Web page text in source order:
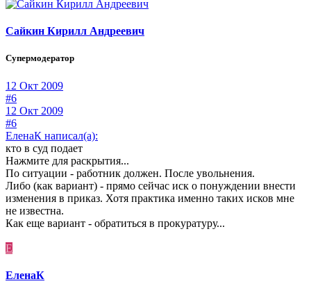
Сайкин Кирилл Андреевич
Супермодератор
12 Окт 2009
#6
12 Окт 2009
#6
ЕленаК написал(а):
кто в суд подает
Нажмите для раскрытия...
По ситуации - работник должен. После увольнения.
Либо (как вариант) - прямо сейчас иск о понуждении внести
изменения в приказ. Хотя практика именно таких исков мне
не известна.
Как еще вариант - обратиться в прокуратуру...
Е
ЕленаК